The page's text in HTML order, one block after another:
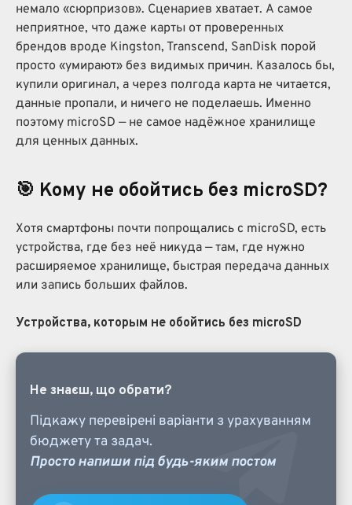
немало «сюрпризов». Сценариев хватает. А самое
неприятное, что даже карты от проверенных
брендов вроде Kingston, Transcend, SanDisk порой
просто «умирают» без видимых причин. Казалось бы,
купили оригинал, а через полгода карта не читается,
данные пропали, и ничего не поделаешь. Именно
поэтому microSD — не самое надёжное хранилище
для ценных данных.
🎯 Кому не обойтись без microSD?
Хотя смартфоны почти попрощались с microSD, есть
устройства, где без неё никуда — там, где нужно
расширяемое хранилище, быстрая передача данных
или запись больших файлов.
Устройства, которым не обойтись без microSD
Не знаєш, що обрати?
Підкажу перевірені варіанти з урахуванням
бюджету та задач.
Просто напиши під будь-яким постом